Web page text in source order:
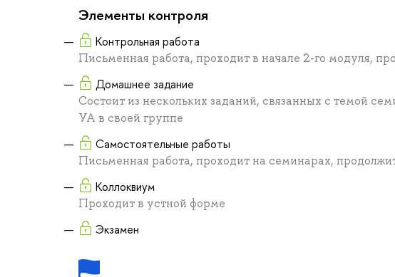
Элементы контроля
Контрольная работа
Письменная работа, проходит в начале 2-го модуля,
Домашнее задание
Состоит из нескольких заданий, связанных с темой
УА в своей группе
Самостоятельные работы
Письменная работа, проходит на семинарах,
Коллоквиум
Проходит в устной форме
Экзамен